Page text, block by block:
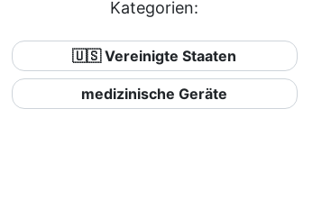
Kategorien:
🇺🇸 Vereinigte Staaten
medizinische Geräte